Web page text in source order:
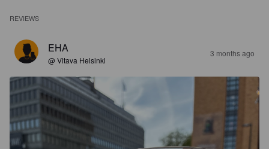
REVIEWS
EHA
@ Vltava Helsinki
3 months ago